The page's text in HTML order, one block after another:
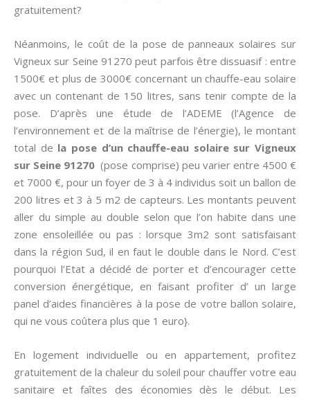
gratuitement?
Néanmoins, le coût de la pose de panneaux solaires sur
Vigneux sur Seine 91270 peut parfois être dissuasif : entre
1500€ et plus de 3000€ concernant un chauffe-eau solaire
avec un contenant de 150 litres, sans tenir compte de la
pose. D’après une étude de l’ADEME (l’Agence de
l’environnement et de la maîtrise de l’énergie), le montant
total de la pose d’un chauffe-eau solaire sur Vigneux
sur Seine 91270 (pose comprise) peu varier entre 4500 €
et 7000 €, pour un foyer de 3 à 4 individus soit un ballon de
200 litres et 3 à 5 m2 de capteurs. Les montants peuvent
aller du simple au double selon que l’on habite dans une
zone ensoleillée ou pas : lorsque 3m2 sont satisfaisant
dans la région Sud, il en faut le double dans le Nord. C’est
pourquoi l’Etat a décidé de porter et d’encourager cette
conversion énergétique, en faisant profiter d’ un large
panel d’aides financières à la pose de votre ballon solaire,
qui ne vous coûtera plus que 1 euro}.
En logement individuelle ou en appartement, profitez
gratuitement de la chaleur du soleil pour chauffer votre eau
sanitaire et faîtes des économies dès le début. Les